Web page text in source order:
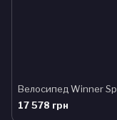
17 578 грн